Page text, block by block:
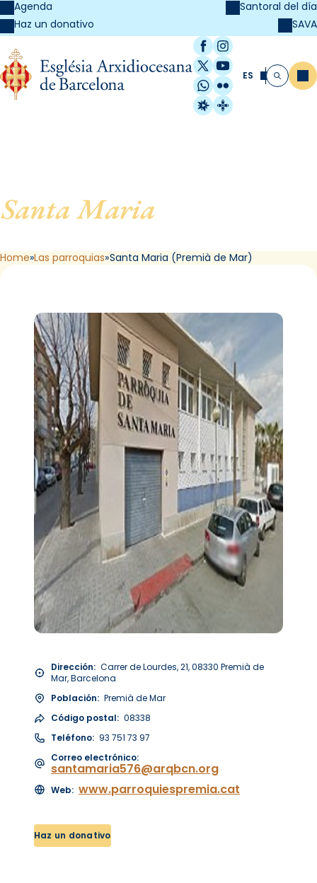
Agenda
Haz un donativo
Santoral del día
SAVA
Facebook
Instagram
X / Twitter
YouTube
WhatsApp
Flickr
Radio Estel
Catalunya
ES Buscar
Santa Maria
Home Las parroquias Santa Maria (Premià de Mar)
Dirección: Carrer de Lourdes, 21, 08330 Premià de
Mar, Barcelona
Población: Premià de Mar
Código postal: 08338
Teléfono: 93 751 73 97
Correo electrónico:
santamaria576@arqbcn.org
Web: www.parroquiespremia.cat
Haz un donativo